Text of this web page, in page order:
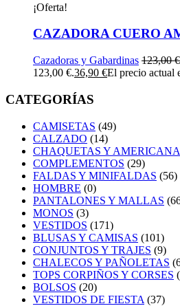
¡Oferta!
CAZADORA CUERO
Cazadoras y Gabardinas 123,00€
123,00 €.36,90 €El precio actual
CATEGORÍAS
CAMISETAS (49)
CALZADO (14)
CHAQUETAS Y
COMPLEMENTOS (29)
FALDAS Y MINIFALDAS (56)
HOMBRE (0)
PANTALONES Y MALLAS
MONOS (3)
VESTIDOS (171)
BLUSAS Y CAMISAS (101)
CONJUNTOS Y TRAJES (9)
CHALECOS Y PAÑOLETAS
TOPS CORPIÑOS Y CORSES
BOLSOS (20)
VESTIDOS DE FIESTA (37)